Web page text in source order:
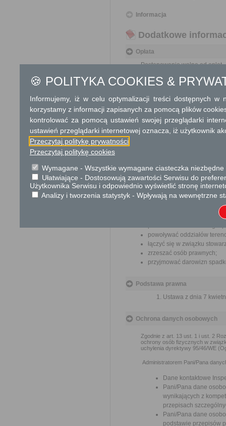
Informacja
Dodatkowe
Opłata
Postępowanie wolne od opłat.
Tryb odwoławczy
Brak
Skargi i wnioski
Przedmiotem skargi może
Organ właściwy dla
miesiąca.
Informacje dodatkowe
Ponieważ stowarzyszenie
powoływać oddziałów
łączyć się w związku
zrzeszać osób prawnych;
przyjmować darowizn
Podstawa prawna
Ustawa z dnia 7
Ochrona danych osobowych
Zgodnie z art. 13 ust. 1 i ust. 2
ochrony osób fizycznych w
uchylenia dyrektywy 95/46/WE
Administratorem Pani/Pana
Dane kontaktowe
Pani/Pana dane
wynikających z
przepisach
Pani/Pana dane
podstawie przepisów
🍪 POLITYKA COOKIES &
Informujemy, iż w celu optymalizacji treści dostępnych w
korzystamy z informacji zapisanych za pomocą plików
kontrolować za pomocą ustawień swojej przeglądarki
ustawień przeglądarki internetowej oznacza, iż użytkownik
Przeczytaj politykę prywatności
Przeczytaj politykę cookies
Wymagane - Wszystkie wymagane ciasteczka
Ułatwiające - Dostosowują zawartości Serwisu do
Użytkownika Serwisu i odpowiednio wyświetlić stronę
Analizy i tworzenia statystyk - Wpływają na wewnętrzne